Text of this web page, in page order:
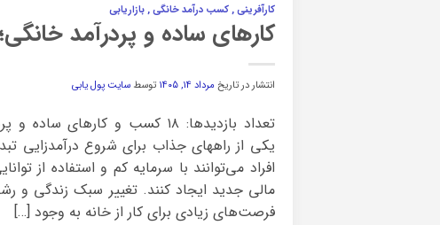
کارآفرینی , کسب درآمد خانگی , بازاریابی
کارهای ساده و پردرآمد خانگی؛ ۵۰ ایده واقعی برای کسب درآمد از خانه
انتشار در تاریخ مرداد ۱۴, ۱۴۰۵ توسطسایت پول یابی
تعداد بازدیدها: ۱۸ کسب و کارهای
یکی از راههای جذاب برای شروع درآمدزایی
افراد می‌توانند با سرمایه کم و استفاده از
مالی جدید ایجاد کنند. تغییر سبک زندگی و
فرصت‌های زیادی برای کار از خانه به وجود […]